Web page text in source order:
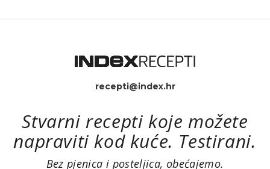
recepti@index.hr
Stvarni recepti koje možete
napraviti kod kuće. Testirani.
Bez pjenica i posteljica, obećajemo.